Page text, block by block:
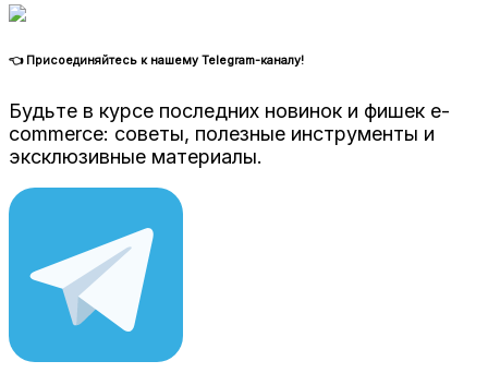
👈 Присоединяйтесь к нашему Telegram-каналу!
Будьте в курсе последних новинок и фишек e-
commerce: советы, полезные инструменты и
эксклюзивные материалы.